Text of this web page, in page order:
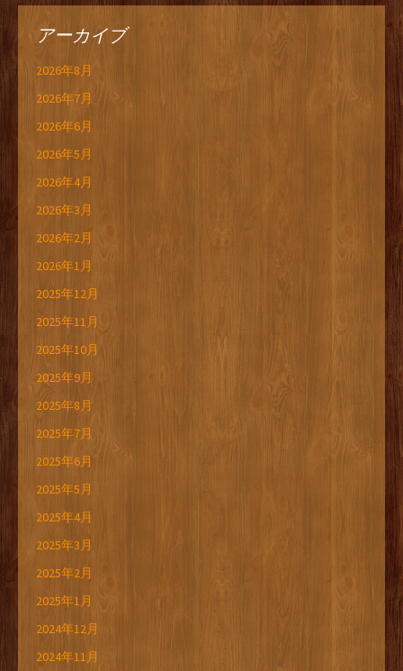
アーカイブ
2026年8月
2026年7月
2026年6月
2026年5月
2026年4月
2026年3月
2026年2月
2026年1月
2025年12月
2025年11月
2025年10月
2025年9月
2025年8月
2025年7月
2025年6月
2025年5月
2025年4月
2025年3月
2025年2月
2025年1月
2024年12月
2024年11月